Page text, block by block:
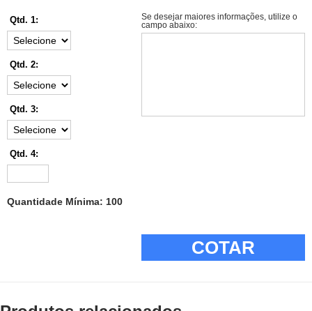
Qtd. 1:
Qtd. 2:
Qtd. 3:
Qtd. 4:
Quantidade Mínima: 100
Se desejar maiores informações, utilize o
campo abaixo:
COTAR